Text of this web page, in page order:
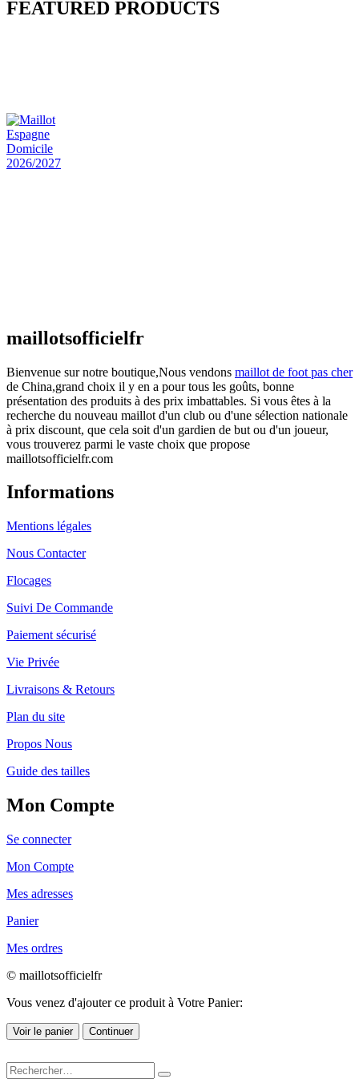
FEATURED PRODUCTS
maillotsofficielfr
Bienvenue sur notre boutique,Nous vendons maillot de foot pas cher
de China,grand choix il y en a pour tous les goûts, bonne
présentation des produits à des prix imbattables. Si vous êtes à la
recherche du nouveau maillot d'un club ou d'une sélection nationale
à prix discount, que cela soit d'un gardien de but ou d'un joueur,
vous trouverez parmi le vaste choix que propose
maillotsofficielfr.com
Informations
Mentions légales
Nous Contacter
Flocages
Suivi De Commande
Paiement sécurisé
Vie Privée
Livraisons & Retours
Plan du site
Propos Nous
Guide des tailles
Mon Compte
Se connecter
Mon Compte
Mes adresses
Panier
Mes ordres
© maillotsofficielfr
Vous venez d'ajouter ce produit à Votre Panier:
Voir le panier Continuer